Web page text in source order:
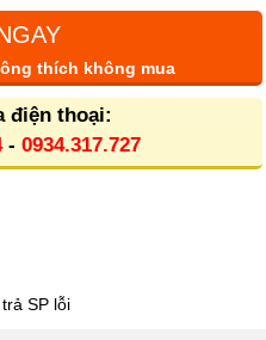
thích không mua
điện thoại:
- 0934.317.727
SP lỗi